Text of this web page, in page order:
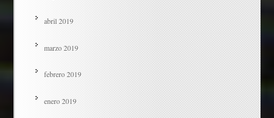
abril 2019
marzo 2019
febrero 2019
enero 2019